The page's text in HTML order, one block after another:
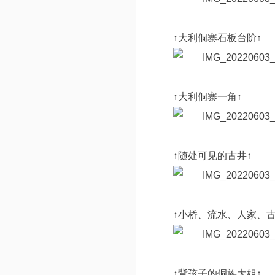
↑大利侗寨石板台阶↑
↑大利侗寨一角↑
↑随处可见的古井↑
↑小桥、流水、人家、